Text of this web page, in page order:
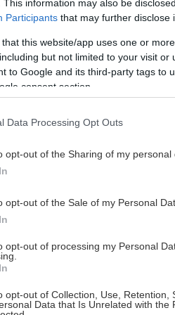
This information may also be
Participants that may further disclose
that this website/app uses one or
but not limited to your visit
to Google and its third-party tags to
consent section.
Data Processing Opt Outs
opt-out of the Sharing of my personal
opt-out of the Sale of my Personal
opt-out of processing my Personal
opt-out of Collection, Use, Retention,
Data that Is Unrelated with the
της παιχνίδι «Χώρες»,
στιγμές σε μικρούς και
βροχερά
χαλαρωτική θέση στην